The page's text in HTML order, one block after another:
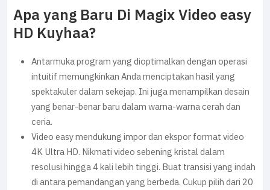
Apa yang Baru Di Magix Video easy
HD Kuyhaa?
Antarmuka program yang dioptimalkan dengan operasi
intuitif memungkinkan Anda menciptakan hasil yang
spektakuler dalam sekejap. Ini juga menampilkan desain
yang benar-benar baru dalam warna-warna cerah dan
ceria.
Video easy mendukung impor dan ekspor format video
4K Ultra HD. Nikmati video sebening kristal dalam
resolusi hingga 4 kali lebih tinggi. Buat transisi yang indah
di antara pemandangan yang berbeda. Cukup pilih dari 20